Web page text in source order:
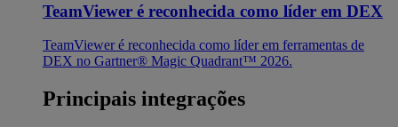
TeamViewer é reconhecida como líder em DEX
TeamViewer é reconhecida como líder em ferramentas de
DEX no Gartner® Magic Quadrant™ 2026.
Principais integrações